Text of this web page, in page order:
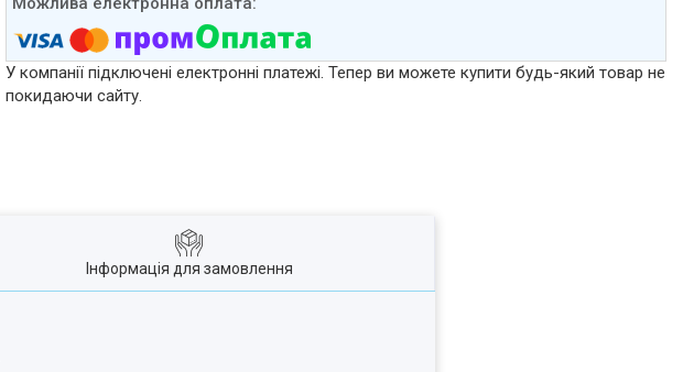
У компанії підключені електронні платежі. Тепер ви можете купити будь-який товар не
покидаючи сайту.
Інформація для замовлення